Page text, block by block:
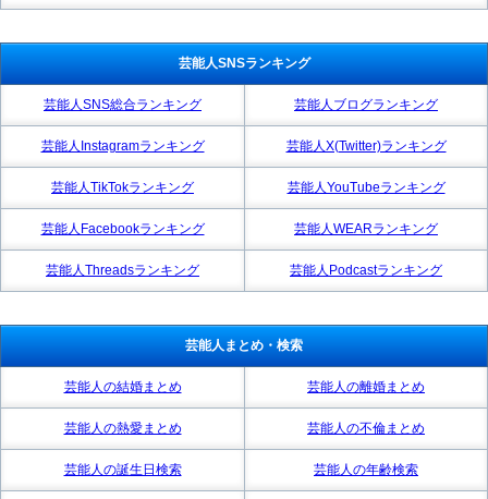
芸能人SNSランキング
芸能人SNS総合ランキング 芸能人ブログランキング
芸能人Instagramランキング 芸能人X(Twitter)ランキング
芸能人TikTokランキング 芸能人YouTubeランキング
芸能人Facebookランキング 芸能人WEARランキング
芸能人Threadsランキング 芸能人Podcastランキング
芸能人まとめ・検索
芸能人の結婚まとめ 芸能人の離婚まとめ
芸能人の熱愛まとめ 芸能人の不倫まとめ
芸能人の誕生日検索 芸能人の年齢検索